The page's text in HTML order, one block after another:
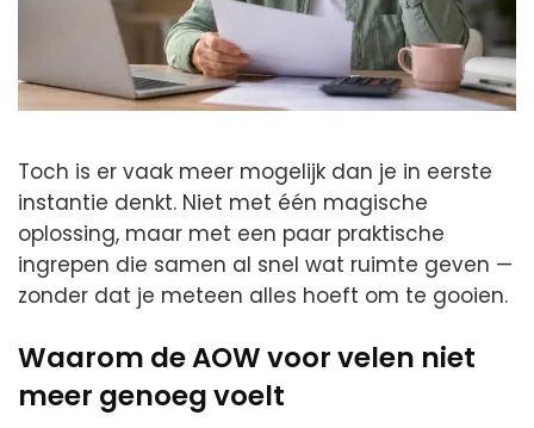
Toch is er vaak meer mogelijk dan je in eerste
instantie denkt. Niet met één magische
oplossing, maar met een paar praktische
ingrepen die samen al snel wat ruimte geven —
zonder dat je meteen alles hoeft om te gooien.
Waarom de AOW voor velen niet
meer genoeg voelt